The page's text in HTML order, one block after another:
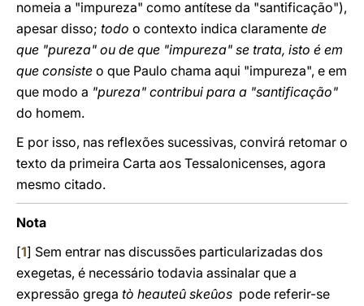
nomeia a "impureza" como antítese da "santificação"),
apesar disso; todo o contexto indica claramente de
que "pureza" ou de que "impureza" se trata, isto é em
que consiste o que Paulo chama aqui "impureza", e em
que modo a "pureza" contribui para a "santificação"
do homem.
E por isso, nas reflexões sucessivas, convirá retomar o
texto da primeira Carta aos Tessalonicenses, agora
mesmo citado.
Nota
[1] Sem entrar nas discussões particularizadas dos
exegetas, é necessário todavia assinalar que a
expressão grega tò heauteû skeûos pode referir-se